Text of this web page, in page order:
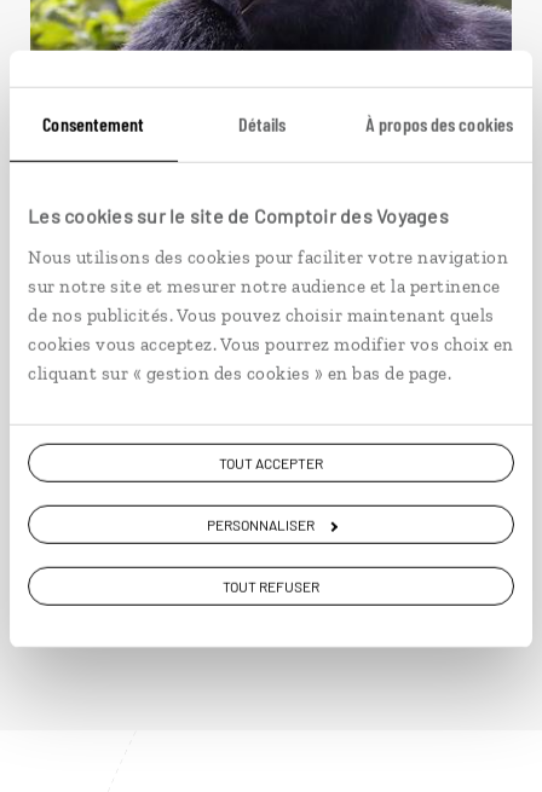
Consentement Détails À propos des cookies
Les cookies sur le site de Comptoir des Voyages
Nous utilisons des cookies pour faciliter votre navigation
sur notre site et mesurer notre audience et la pertinence
de nos publicités. Vous pouvez choisir maintenant quels
cookies vous acceptez. Vous pourrez modifier vos choix en
cliquant sur « gestion des cookies » en bas de page.
TOUT ACCEPTER
PERSONNALISER
TOUT REFUSER
Face au gorille
Circuit dans le Sud ougandais, à la découverte de
la faune des lacs et parcs.
à partir de 3950€
VOIR NOS 2 IDÉES DE VOYAGE EN OUGANDA